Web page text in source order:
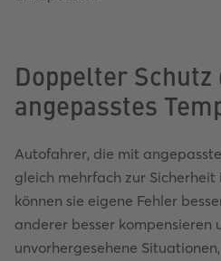
Doppelter Schutz
angepasstes
Autofahrer, die mit
gleich mehrfach zur
können sie eigene Fehler
anderer besser kompensieren
unvorhergesehene